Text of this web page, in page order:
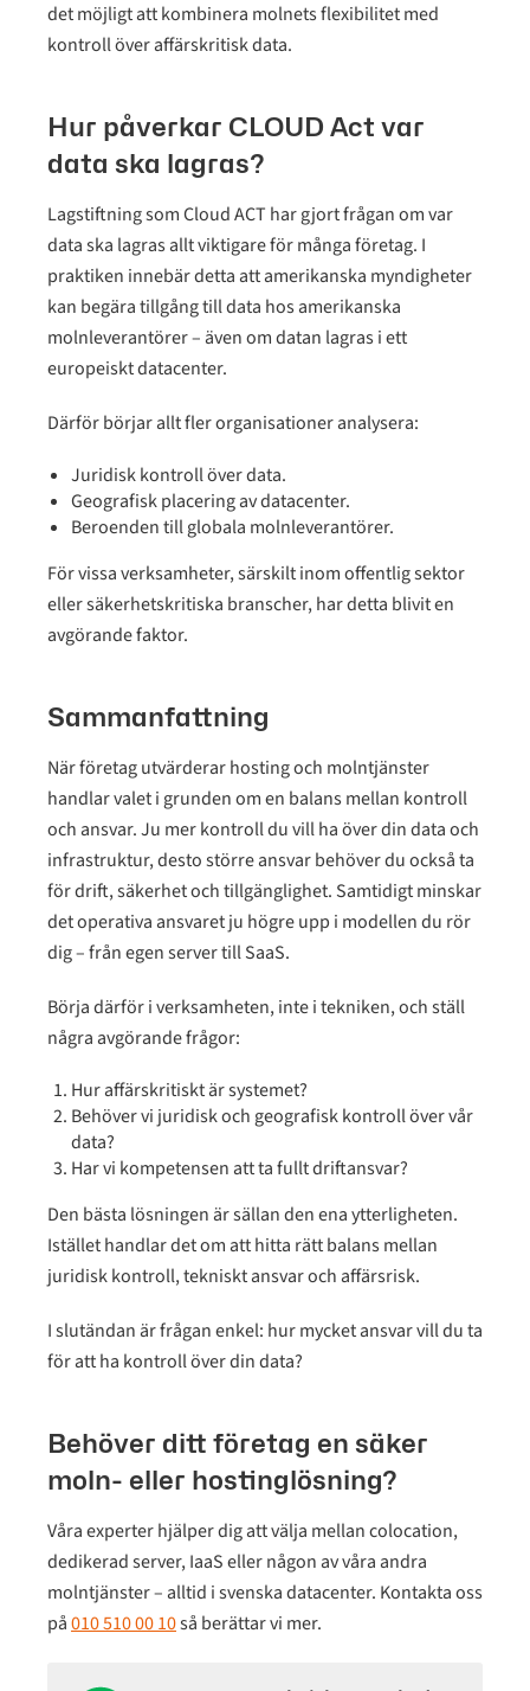
det möjligt att kombinera molnets flexibilitet med
kontroll över affärskritisk data.
Hur påverkar CLOUD Act var
data ska lagras?
Lagstiftning som Cloud ACT har gjort frågan om var
data ska lagras allt viktigare för många företag. I
praktiken innebär detta att amerikanska myndigheter
kan begära tillgång till data hos amerikanska
molnleverantörer – även om datan lagras i ett
europeiskt datacenter.
Därför börjar allt fler organisationer analysera:
Juridisk kontroll över data.
Geografisk placering av datacenter.
Beroenden till globala molnleverantörer.
För vissa verksamheter, särskilt inom offentlig sektor
eller säkerhetskritiska branscher, har detta blivit en
avgörande faktor.
Sammanfattning
När företag utvärderar hosting och molntjänster
handlar valet i grunden om en balans mellan kontroll
och ansvar. Ju mer kontroll du vill ha över din data och
infrastruktur, desto större ansvar behöver du också ta
för drift, säkerhet och tillgänglighet. Samtidigt minskar
det operativa ansvaret ju högre upp i modellen du rör
dig – från egen server till SaaS.
Börja därför i verksamheten, inte i tekniken, och ställ
några avgörande frågor:
Hur affärskritiskt är systemet?
Behöver vi juridisk och geografisk kontroll över vår
data?
Har vi kompetensen att ta fullt driftansvar?
Den bästa lösningen är sällan den ena ytterligheten.
Istället handlar det om att hitta rätt balans mellan
juridisk kontroll, tekniskt ansvar och affärsrisk.
I slutändan är frågan enkel: hur mycket ansvar vill du ta
för att ha kontroll över din data?
Behöver ditt företag en säker
moln- eller hostinglösning?
Våra experter hjälper dig att välja mellan colocation,
dedikerad server, IaaS eller någon av våra andra
molntjänster – alltid i svenska datacenter. Kontakta oss
på010 510 00 10så berättar vi mer.